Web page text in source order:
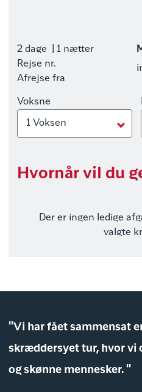
2 dage
| 1 nætter
Rejse nr.
Afrejse fra
Voksne
1 Voksen
Hvornår vil du
Der er ingen ledige
valgte
"Vi har fået sammensat
skræddersyet tur, hvor vi
og skønne mennesker. "